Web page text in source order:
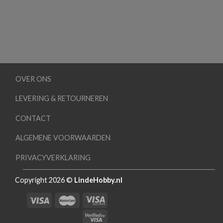
OVER ONS
LEVERING & RETOURNEREN
CONTACT
ALGEMENE VOORWAARDEN
PRIVACYVERKLARING
Copyright 2026 © LindeHobby.nl